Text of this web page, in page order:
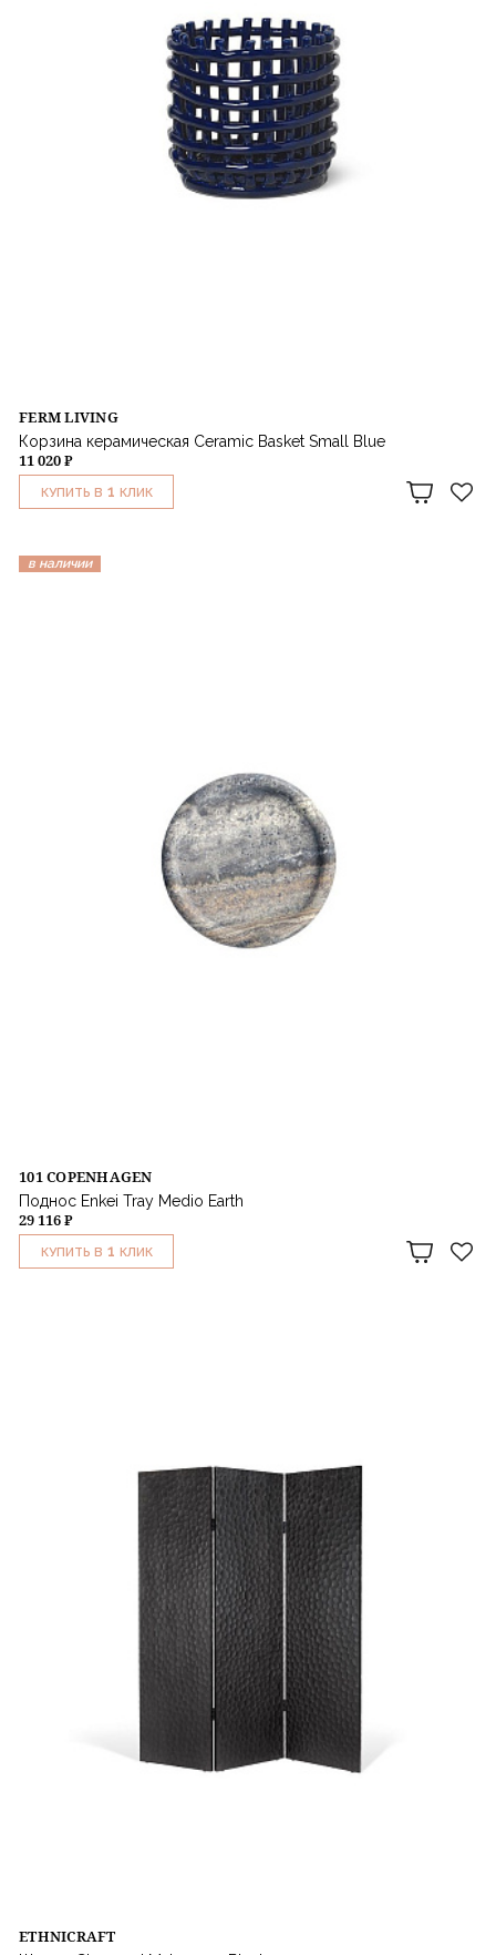
FERM LIVING
Корзина керамическая Ceramic Basket Small Blue
11 020 ₽
КУПИТЬ В 1 КЛИК
в наличии
101 COPENHAGEN
Поднос Enkei Tray Medio Earth
29 116 ₽
КУПИТЬ В 1 КЛИК
ETHNICRAFT